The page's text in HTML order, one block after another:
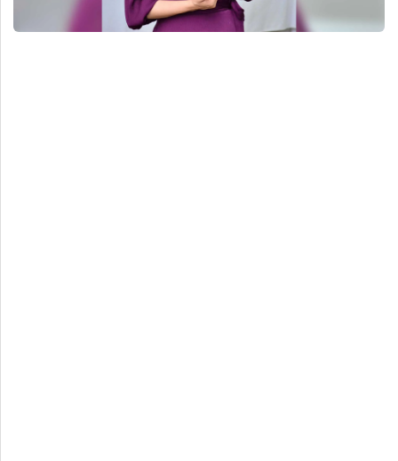
Deportes